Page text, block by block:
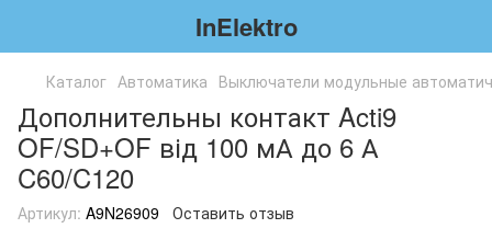
InElektro
Каталог Автоматика Выключатели модульные
Дополнительны контакт Acti9
OF/SD+OF від 100 мА до 6 А
C60/C120
Артикул: A9N26909 Оставить отзыв